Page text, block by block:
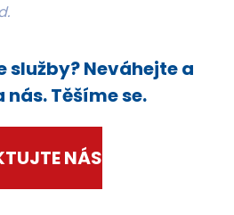
služby? Neváhejte a
Těšíme se.
NÁS